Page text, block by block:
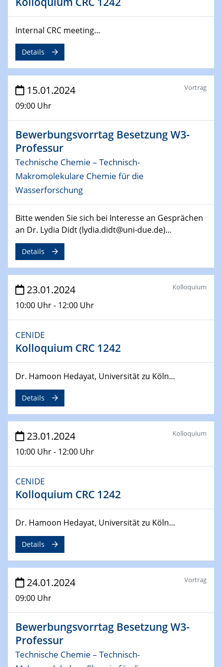
04.02.2024 - 05.02.2024
ZBT Wasserstofftage
Online-Veranstaltung „Verbundprojekte in
Horizont Europa: Ein Überblick“
13.02.2024
Electrocatalysis as a Major Enabling
Technology for Decarbonization
ZBT
14.02.2024
"Lhyfe - Produzent und Lieferant von
grünem und erneuerbarem Wasserstoff.
14.02.2024 - 16.02.2024
SFB 247
Jahrestreffen
01.03.2024
Podcast-Workshop
Online-Kick-Off
ZBT
07.03.2024
Liquid Organic Hydrogen Carriers (LOHC)
14.03.2024
Microscope Techniques in Materials
Research
From Micro to Nano Analysis
04.04.2024
CENIDE & WIN Seminar Series on 2D-
MATURE
Speaker: Jonathan Coleman (Trinity College Dublin)
10.04.2024 - 11.04.2024
Kooperationsseminar | Elektrolyse und
Brennstoffzellen
15.04.2024
Online Workshop
25.04.2024
CENIDE & WIN Seminar Series on 2D-
MATURE
Internal CRC meeting...
Details
15.01.2024
09:00 Uhr
Vortrag
Bewerbungsvorrtag Besetzung W3-
Professur
Technische Chemie – Technisch-
Makromolekulare Chemie für die
Wasserforschung
Bitte wenden Sie sich bei Interesse an Gesprächen
an Dr. Lydia Didt (lydia.didt@uni-due.de)...
Details
23.01.2024
10:00 Uhr - 12:00 Uhr
Kolloquium
CENIDE
Kolloquium CRC 1242
Dr. Hamoon Hedayat, Universität zu Köln...
Details
23.01.2024
10:00 Uhr - 12:00 Uhr
Kolloquium
CENIDE
Kolloquium CRC 1242
Dr. Hamoon Hedayat, Universität zu Köln...
Details
24.01.2024
09:00 Uhr
Vortrag
Bewerbungsvorrtag Besetzung W3-
Professur
Technische Chemie – Technisch-